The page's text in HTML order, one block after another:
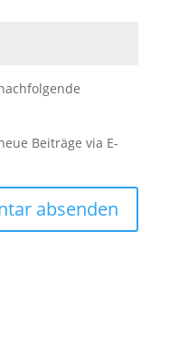
Beiträge via E-